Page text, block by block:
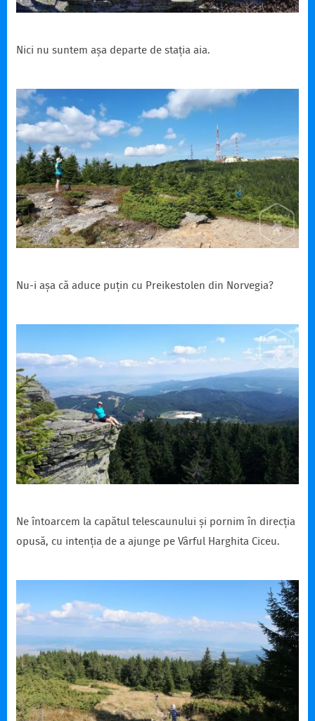
Nici nu suntem așa departe de stația aia.
Nu-i așa că aduce puțin cu Preikestolen din Norvegia?
Ne întoarcem la capătul telescaunului și pornim în direcția
opusă, cu intenția de a ajunge pe Vârful Harghita Ciceu.